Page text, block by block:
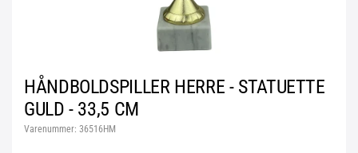
HÅNDBOLDSPILLER HERRE - STATUETTE
GULD - 33,5 CM
Varenummer: 36516HM